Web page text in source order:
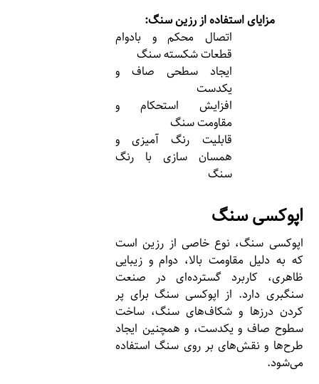
مزایای استفاده از رزین سنگ:
اتصال محکم و بادوام
قطعات شکسته سنگ
ایجاد سطحی صاف و
یکدست
افزایش استحکام و
مقاومت سنگ
قابلیت رنگ آمیزی و
همسان سازی با رنگ
سنگ
اپوکسی سنگ
اپوکسی سنگ، نوع خاصی از رزین است
که به دلیل مقاومت بالا، دوام و زیبایی
ظاهری، کاربرد گسترده‌ای در صنعت
سنگبری دارد. از اپوکسی سنگ برای پر
کردن درزها و شکاف‌های سنگ، ساخت
سطوح صاف و یکدست، و همچنین ایجاد
طرح‌ها و نقش‌های بر روی سنگ استفاده
می‌شود.